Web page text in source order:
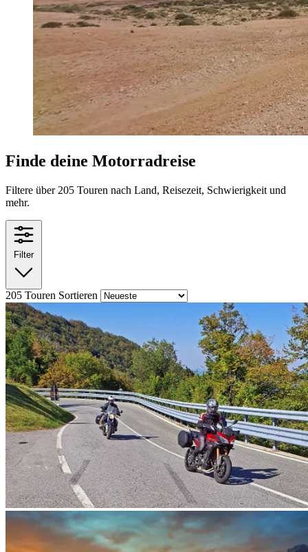
Finde deine Motorradreise
Filtere über 205 Touren nach Land, Reisezeit, Schwierigkeit und
mehr.
Filter
205 Touren Sortieren